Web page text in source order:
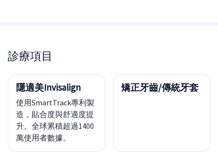
診療項目
隱適美Invisalign
使用SmartTrack專利製
造，貼合度與舒適度提
升。全球累積超過1400
萬使用者數據。
矯正牙齒/傳統牙套